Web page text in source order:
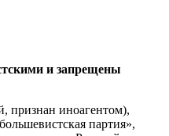
и запрещены
признан иноагентом),
партия»,